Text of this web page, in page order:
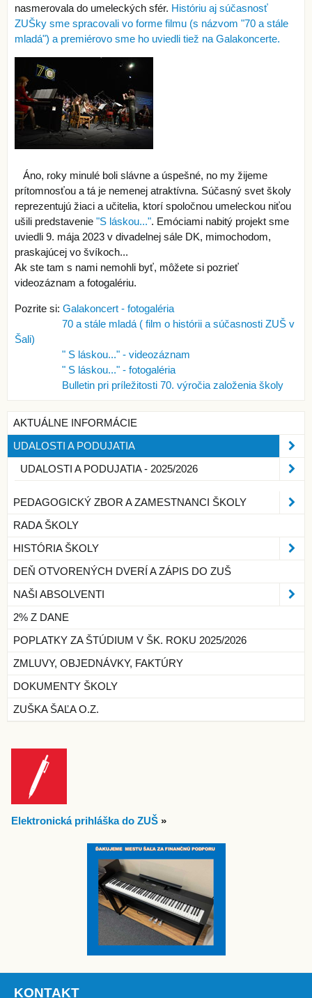
nasmerovala do umeleckých sfér. Históriu aj súčasnosť
ZUŠky sme spracovali vo forme filmu (s názvom "70 a stále
mladá") a premiérovo sme ho uviedli tiež na Galakoncerte.
Áno, roky minulé boli slávne a úspešné, no my žijeme
prítomnosťou a tá je nemenej atraktívna. Súčasný svet školy
reprezentujú žiaci a učitelia, ktorí spoločnou umeleckou niťou
ušili predstavenie "S láskou...". Emóciami nabitý projekt sme
uviedli 9. mája 2023 v divadelnej sále DK, mimochodom,
praskajúcej vo švíkoch...
Ak ste tam s nami nemohli byť, môžete si pozrieť
videozáznam a fotogalériu.
Pozrite si: Galakoncert - fotogaléria
70 a stále mladá ( film o histórii a súčasnosti ZUŠ v
Šali)
" S láskou..." - videozáznam
" S láskou..." - fotogaléria
Bulletin pri príležitosti 70. výročia založenia školy
AKTUÁLNE INFORMÁCIE
UDALOSTI A PODUJATIA
UDALOSTI A PODUJATIA - 2025/2026
PEDAGOGICKÝ ZBOR A ZAMESTNANCI ŠKOLY
RADA ŠKOLY
HISTÓRIA ŠKOLY
DEŇ OTVORENÝCH DVERÍ A ZÁPIS DO ZUŠ
NAŠI ABSOLVENTI
2% Z DANE
POPLATKY ZA ŠTÚDIUM V ŠK. ROKU 2025/2026
ZMLUVY, OBJEDNÁVKY, FAKTÚRY
DOKUMENTY ŠKOLY
ZUŠKA ŠAĽA O.Z.
Elektronická prihláška do ZUŠ »
KONTAKT